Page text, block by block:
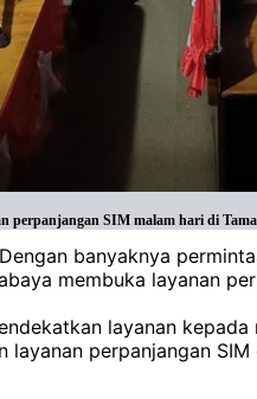
perpanjangan SIM malam hari di
banyaknya
membuka layanan
layanan
layanan perpanjangan